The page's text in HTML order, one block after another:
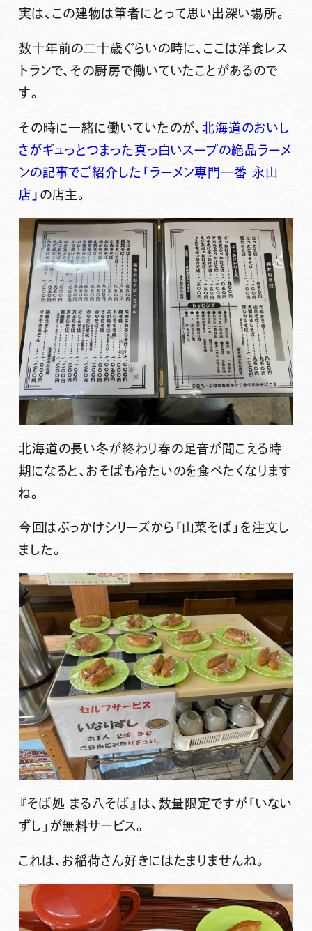
実は、この建物は筆者にとって思い出深い場所。
数十年前の二十歳ぐらいの時に、ここは洋食レス
トランで、その厨房で働いていたことがあるので
す。
その時に一緒に働いていたのが、北海道のおいし
さがギュっとつまった真っ白いスープの絶品ラーメ
ンの記事でご紹介した「ラーメン専門一番 永山
店」 の店主。
北海道の長い冬が終わり春の足音が聞こえる時
期になると、おそばも冷たいのを食べたくなります
ね。
今回はぶっかけシリーズから 「山菜そば」 を注文し
ました。
『そば処 まる八そば』 は、数量限定ですが「いない
ずし」が無料サービス。
これは、お稲荷さん好きにはたまりませんね。